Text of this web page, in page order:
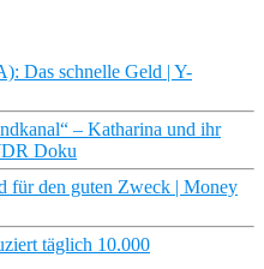
Das schnelle Geld | Y-
– Katharina und ihr
Doku
für den guten Zweck | Money
täglich 10.000